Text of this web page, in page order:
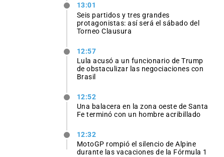
13:01
Seis partidos y tres grandes
protagonistas: así será el sábado del
Torneo Clausura
12:57
Lula acusó a un funcionario de Trump
de obstaculizar las negociaciones con
Brasil
12:52
Una balacera en la zona oeste de Santa
Fe terminó con un hombre acribillado
12:32
MotoGP rompió el silencio de Alpine
durante las vacaciones de la Fórmula 1